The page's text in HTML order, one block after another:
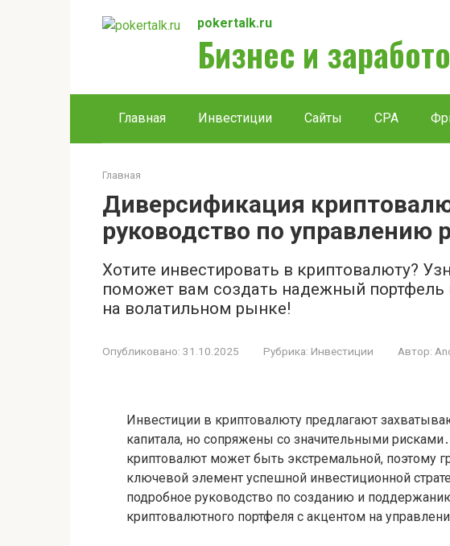
pokertalk.ru
Бизнес и
Главная Инвестиции Сайты CPA
Главная
Диверсификация
руководство по управлению
Хотите инвестировать в криптовалюту?
поможет вам создать надежный
на волатильном рынке!
Опубликовано: 31.10.2025 Рубрика: Инвестиции Автор:
Инвестиции в криптовалюту предлагают
капитала, но сопряжены со значительными
криптовалют может быть экстремальной, поэтому
ключевой элемент успешной инвестиционной
подробное руководство по созданию и
криптовалютного портфеля с акцентом на